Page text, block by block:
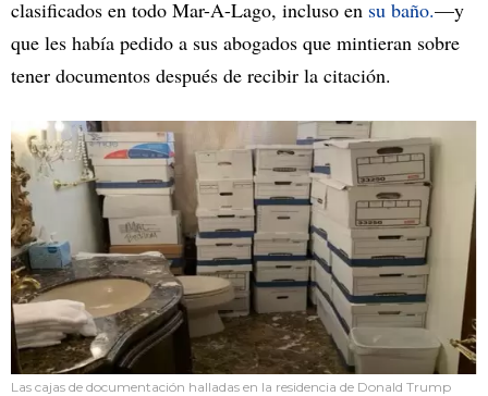
clasificados en todo Mar-A-Lago, incluso en su baño.—y
que les había pedido a sus abogados que mintieran sobre
tener documentos después de recibir la citación.
Las cajas de documentación halladas en la residencia de Donald Trump